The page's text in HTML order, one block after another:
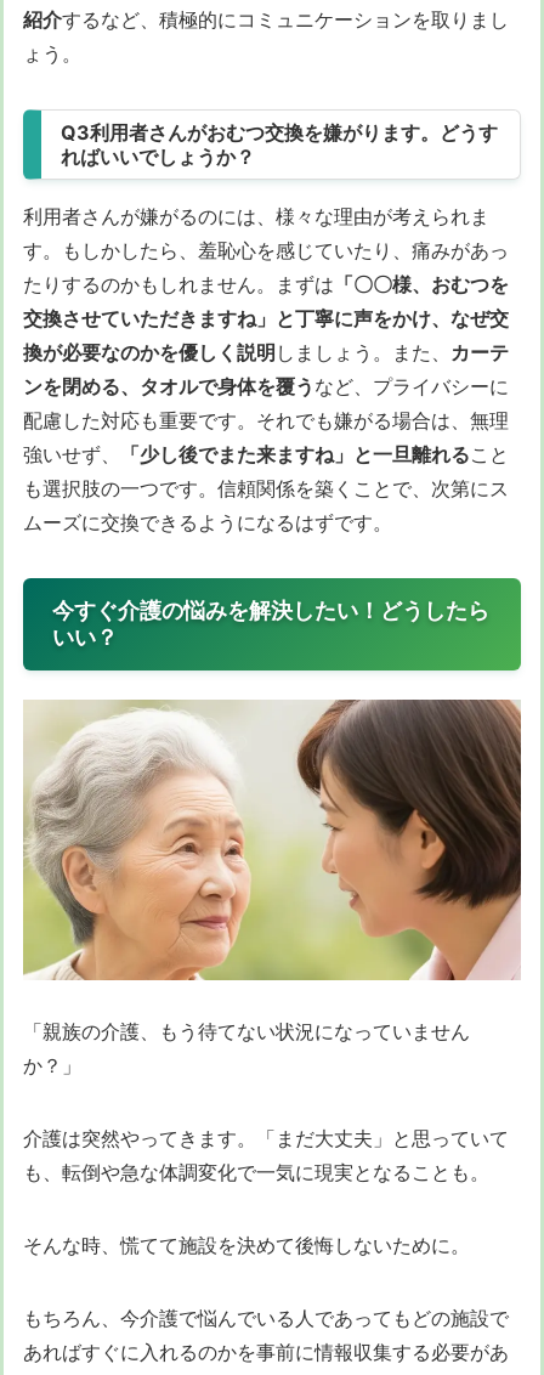
紹介するなど、積極的にコミュニケーションを取りまし
ょう。
Q3利用者さんがおむつ交換を嫌がります。どうす
ればいいでしょうか？
利用者さんが嫌がるのには、様々な理由が考えられま
す。もしかしたら、羞恥心を感じていたり、痛みがあっ
たりするのかもしれません。まずは 「〇〇様、おむつを
交換させていただきますね」と丁寧に声をかけ、なぜ交
換が必要なのかを優しく説明 しましょう。また、 カーテ
ンを閉める、タオルで身体を覆う など、プライバシーに
配慮した対応も重要です。それでも嫌がる場合は、無理
強いせず、
「少し後でまた来ますね」と一旦離れること
も選択肢の一つです。信頼関係を築くことで、次第にス
ムーズに交換できるようになるはずです。
今すぐ介護の悩みを解決したい！どうしたら
いい？
「親族の介護、もう待てない状況になっていません
か？」
介護は突然やってきます。「まだ大丈夫」と思っていて
も、転倒や急な体調変化で一気に現実となることも。
そんな時、慌てて施設を決めて後悔しないために。
もちろん、今介護で悩んでいる人であってもどの施設で
あればすぐに入れるのかを事前に情報収集する必要があ